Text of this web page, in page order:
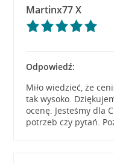
Martinx77 X
Odpowiedź:
Miło wiedzieć, że
tak wysoko.
ocenę. Jesteśmy dla
potrzeb czy pytań.